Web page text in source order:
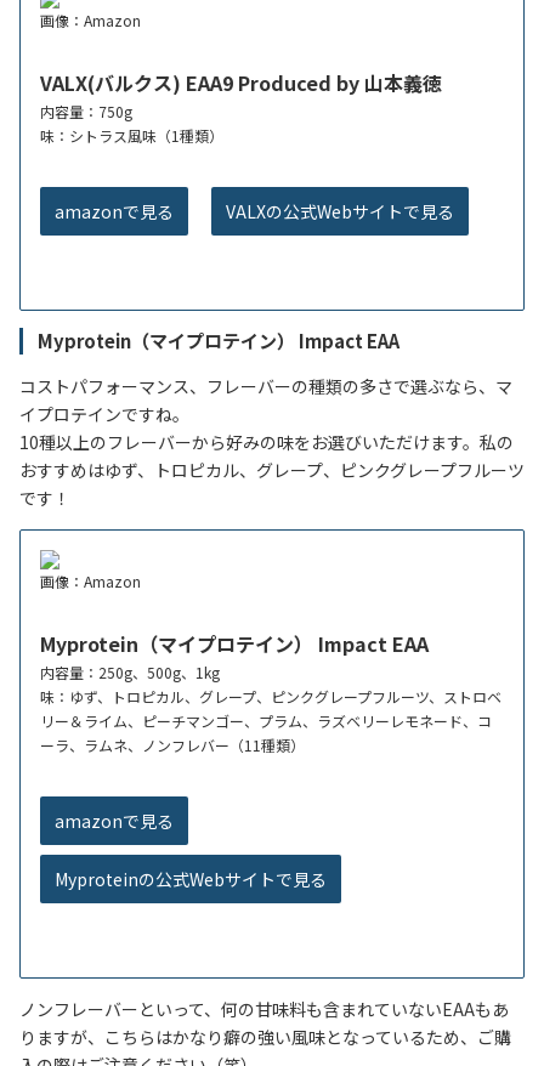
画像：Amazon
VALX(バルクス) EAA9 Produced by 山本義徳
内容量：750g
味：シトラス風味（1種類）
amazonで見る VALXの公式Webサイトで見る
Myprotein（マイプロテイン） Impact EAA
コストパフォーマンス、フレーバーの種類の多さで選ぶなら、マ
イプロテインですね。
10種以上のフレーバーから好みの味をお選びいただけます。私の
おすすめはゆず、トロピカル、グレープ、ピンクグレープフルーツ
です！
画像：Amazon
Myprotein（マイプロテイン） Impact EAA
内容量：250g、500g、1kg
味：ゆず、トロピカル、グレープ、ピンクグレープフルーツ、ストロベ
リー＆ライム、ピーチマンゴー、プラム、ラズベリーレモネード、コ
ーラ、ラムネ、ノンフレバー（11種類）
amazonで見る
Myproteinの公式Webサイトで見る
ノンフレーバーといって、何の甘味料も含まれていないEAAもあ
りますが、こちらはかなり癖の強い風味となっているため、ご購